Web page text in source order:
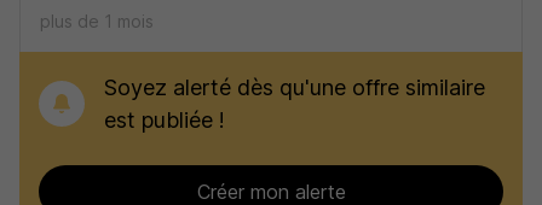
plus de 1 mois
Soyez alerté dès qu'une offre similaire
est publiée !
Créer mon alerte